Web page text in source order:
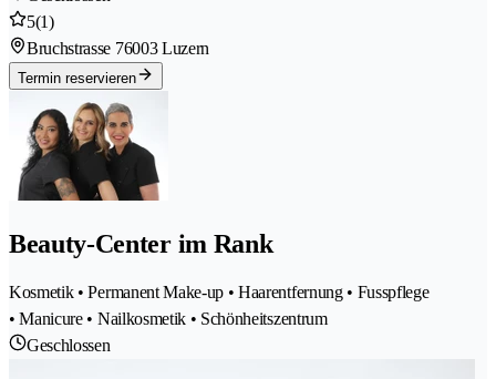
5(1)
Bruchstrasse 76003 Luzern
Termin reservieren
Beauty-Center im Rank
Kosmetik • Permanent Make-up • Haarentfernung • Fusspflege
• Manicure • Nailkosmetik • Schönheitszentrum
Geschlossen